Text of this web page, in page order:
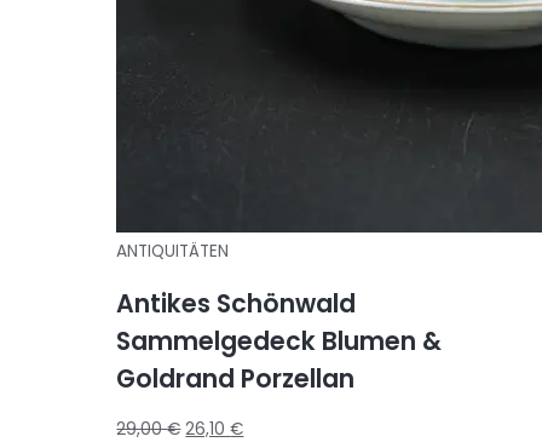
ANTIQUITÄTEN
Antikes Schönwald
Sammelgedeck Blumen &
Goldrand Porzellan
29,00€ 26,10€